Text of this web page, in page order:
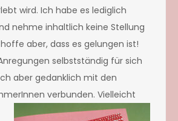
wird. Ich habe es lediglich
nehme inhaltlich keine Stellung
aber, dass es gelungen ist!
selbstständig für sich
aber gedanklich mit den
verbunden. Vielleicht